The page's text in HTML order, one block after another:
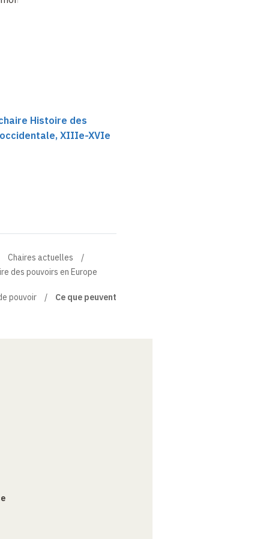
Histoire des
XIIIe-XVIe
Chaires actuelles
des pouvoirs en Europe
pouvoir Ce que peuvent